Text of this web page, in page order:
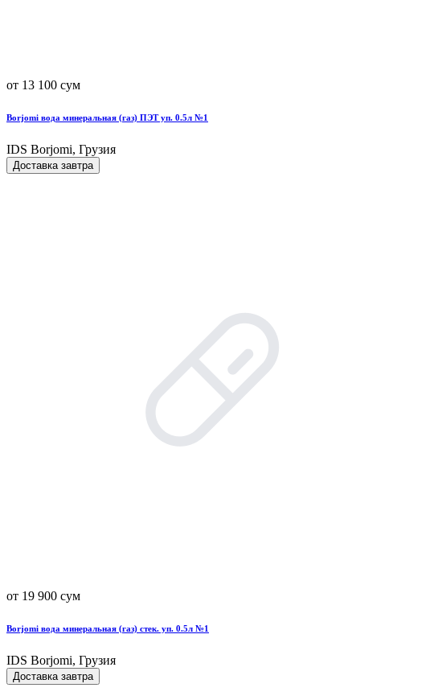
от 13 100 сум
Borjomi вода минеральная (газ) ПЭТ уп. 0.5л №1
IDS Borjomi, Грузия
Доставка завтра
от 19 900 сум
Borjomi вода минеральная (газ) стек. уп. 0.5л №1
IDS Borjomi, Грузия
Доставка завтра